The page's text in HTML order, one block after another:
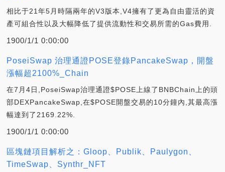
相比于21年5月時隔兩年的V3版本,V4擁有了更為自由靈活的資
產可組合性以及大幅降低了提供流動性和交易所需的Gas費用.
1900/1/1 0:00:00
PoseiSwap 治理通證POSE登錄PancakeSwap，開盤
漲幅超2100%_Chain
在7月4日,PoseiSwap治理通證$POSE上線了BNBChain上的頭
部DEXPancakeSwap,在$POSE開盤交易的10分鐘內,其最高漲
幅達到了2169.22%.
1900/1/1 0:00:00
區塊鏈項目解析之：Gloop、Publik、Paulygon、
TimeSwap、Synthr_NFT